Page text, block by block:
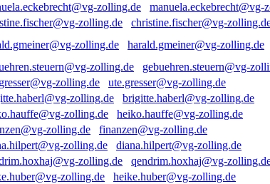
manuela.eckebrecht@vg-
christine.fischer@vg-
harald.gmeiner@vg-zolling.de
gebuehren.steuern@vg-
ute.gresser@vg-zolling.de
brigitte.haberl@vg-zolling.de
heiko.hauffe@vg-zolling.de
finanzen@vg-zolling.de
diana.hilpert@vg-zolling.de
qendrim.hoxhaj@vg-
heike.huber@vg-zolling.de